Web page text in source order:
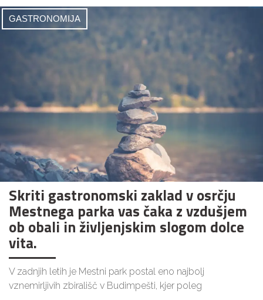
GASTRONOMIJA
Skriti gastronomski zaklad v osrčju
Mestnega parka vas čaka z vzdušjem
ob obali in življenjskim slogom dolce
vita.
V zadnjih letih je Mestni park postal eno najbolj
vznemirljivih zbirališč v Budimpešti, kjer poleg